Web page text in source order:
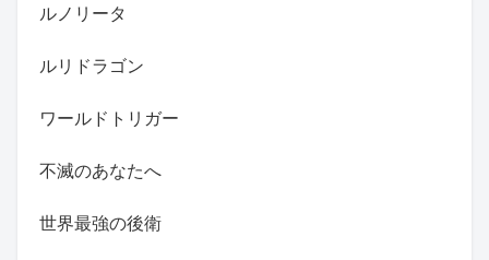
ルノリータ
ルリドラゴン
ワールドトリガー
不滅のあなたへ
世界最強の後衛